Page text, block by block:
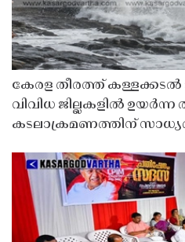
കേരള തീരത്ത് കള്ളക്കടൽ
വിവിധ ജില്ലകളിൽ
കടലാക്രമണത്തിന്